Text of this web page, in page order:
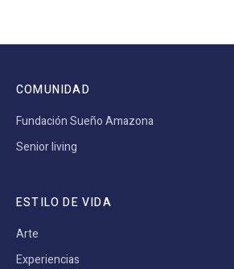
COMUNIDAD
Fundación Sueño Amazona
Senior living
ESTILO DE VIDA
Arte
Experiencias